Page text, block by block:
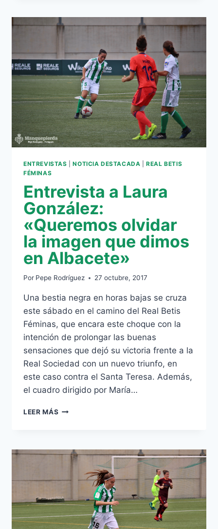
DE
PARTIDOS
EL
REAL
BETIS
FÉMINAS
ENTREVISTAS |NOTICIA DESTACADA |REAL BETIS
FÉMINAS
Entrevista a Laura
González:
«Queremos olvidar
la imagen que dimos
en Albacete»
Por Pepe Rodríguez 27 octubre, 2017
Una bestia negra en horas bajas se cruza
este sábado en el camino del Real Betis
Féminas, que encara este choque con la
intención de prolongar las buenas
sensaciones que dejó su victoria frente a la
Real Sociedad con un nuevo triunfo, en
este caso contra el Santa Teresa. Además,
el cuadro dirigido por María…
LEER MÁS ENTREVISTA
«QUEREMOS
OLVIDAR
IMAGEN
DIMOS
ALBACETE»